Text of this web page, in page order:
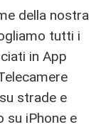
della nostra
tutti i
in App
strade e
su iPhone e